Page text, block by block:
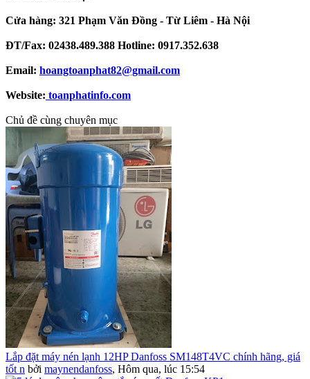
Cửa hàng: 321 Phạm Văn Đồng - Từ Liêm - Hà Nội
ĐT/Fax: 02438.489.388 Hotline: 0917.352.638
Email: hoangtoanphat82@gmail.com
Website: toanphatinfo.com
Chủ đề cùng chuyên mục
Lắp đặt máy nén lạnh 12HP Danfoss SM148T4VC chính hãng, giá
tốt n bởi maynendanfoss, Hôm qua, lúc 15:54